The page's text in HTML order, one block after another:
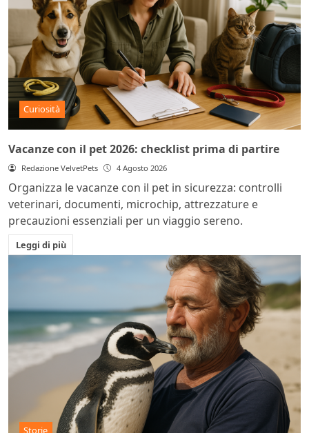
Curiosità
Vacanze con il pet 2026: checklist prima di partire
Redazione VelvetPets 4 Agosto 2026
Organizza le vacanze con il pet in sicurezza: controlli
veterinari, documenti, microchip, attrezzature e
precauzioni essenziali per un viaggio sereno.
Leggi di più
Storie